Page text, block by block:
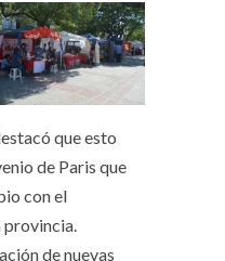
que esto
de Paris que
con el
provincia.
de nuevas